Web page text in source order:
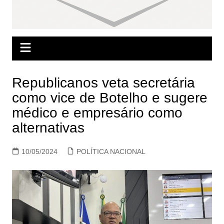
Republicanos veta secretária
como vice de Botelho e sugere
médico e empresário como
alternativas
10/05/2024 POLÍTICA NACIONAL